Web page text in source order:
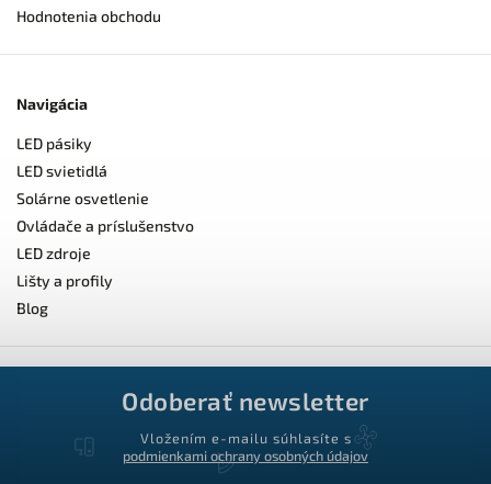
Hodnotenia obchodu
Navigácia
LED pásiky
LED svietidlá
Solárne osvetlenie
Ovládače a príslušenstvo
LED zdroje
Lišty a profily
Blog
Odoberať newsletter
Vložením e-mailu súhlasíte s
podmienkami ochrany osobných údajov